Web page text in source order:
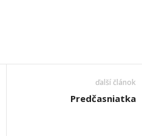
ďalší článok
Predčasniatka